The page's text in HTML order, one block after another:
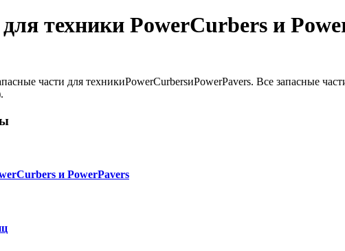
техники PowerCurbers и
части для техникиPowerCurbersиPowerPavers. Все запасные
и PowerPavers